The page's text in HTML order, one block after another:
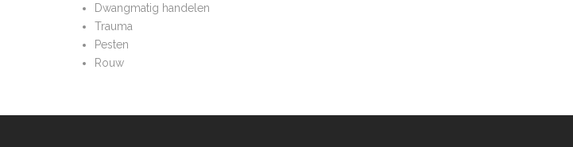
Dwangmatig handelen
Trauma
Pesten
Rouw